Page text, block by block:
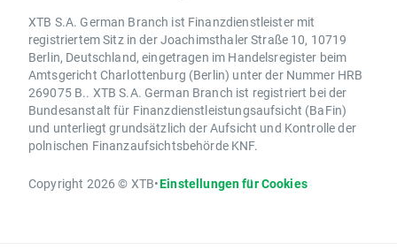
XTB S.A. German Branch ist Finanzdienstleister mit
registriertem Sitz in der Joachimsthaler Straße 10, 10719
Berlin, Deutschland, eingetragen im Handelsregister beim
Amtsgericht Charlottenburg (Berlin) unter der Nummer HRB
269075 B.. XTB S.A. German Branch ist registriert bei der
Bundesanstalt für Finanzdienstleistungsaufsicht (BaFin)
und unterliegt grundsätzlich der Aufsicht und Kontrolle der
polnischen Finanzaufsichtsbehörde KNF.
Copyright 2026 © XTB•Einstellungen für Cookies